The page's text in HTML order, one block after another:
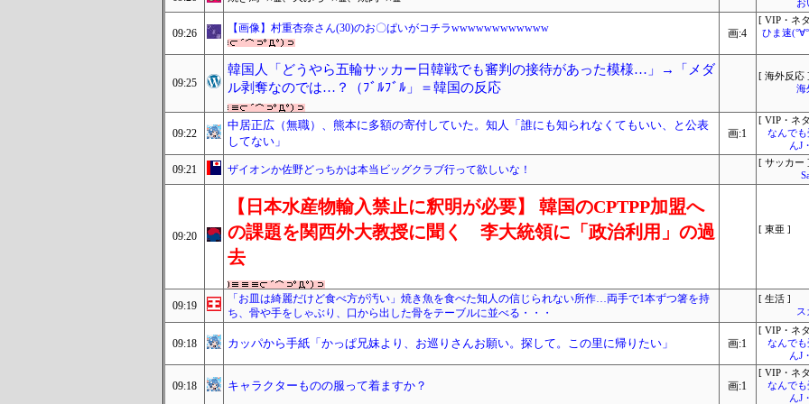
お
09:26 【画像】村重杏奈さん(30)のお〇ぱいがコチラwwwwwwwwwwww 画:4
[ VIP・ネ
ひま速
09:25
韓国人「どうやら五輪サッカー日韓戦でも審判の接待があった模様…」→「メダ
ル剥奪なのでは…？（ﾌﾞﾙﾌﾞﾙ」＝韓国の反応
[ 海外反応
海
09:22
中居正広（無職）、熊本に多額の寄付していた。知人「誰にも知られなくてもいい、と公表
してない」
画:1
[ VIP・ネ
なんでも
んJ
09:21 ザイオンか佐野どっちかは本当ビッグクラブ行って欲しいな！
[ サッカー
09:20
【日本水産物輸入禁止に釈明が必要】 韓国のCPTPP加盟へ
の課題を関西外大教授に聞く 李大統領に「政治利用」の過
去
[ 東亜 ]
09:19
「お皿は綺麗だけど食べ方が汚い」焼き魚を食べた知人の信じられない所作…両手で1本ずつ箸を持
ち、骨や手をしゃぶり、口から出した骨をテーブルに並べる・・・
[ 生活 ]
ス
09:18 カッパから手紙「かっぱ兄妹より、お巡りさんお願い。探して。この里に帰りたい」 画:1
[ VIP・ネ
なんでも
んJ
09:18 キャラクターものの服って着ますか？ 画:1
[ VIP・ネ
なんでも
んJ